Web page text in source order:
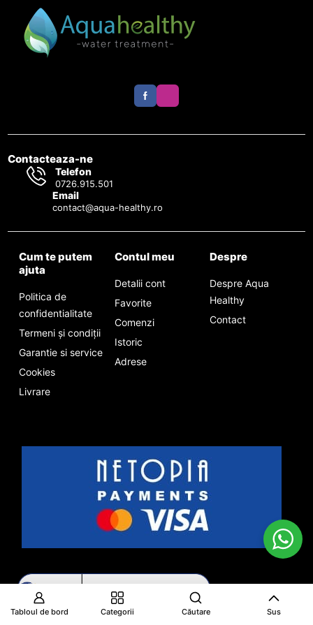
Contacteaza-ne
Telefon
0726.915.501
Email
contact@aqua-healthy.ro
Cum te putem
ajuta
Politica de
confidentialitate
Termeni și condiții
Garantie si service
Cookies
Livrare
Contul meu
Detalii cont
Favorite
Comenzi
Istoric
Adrese
Despre
Despre Aqua
Healthy
Contact
Tabloul de bord Categorii Căutare Sus